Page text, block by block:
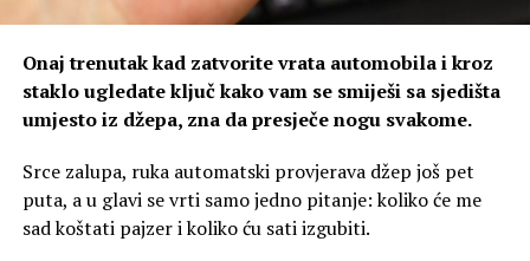
na prosječnu srpsku kuću na selu u kojoj ima svega
dovoljno za sreću i zadovoljstvo, sa danonoćnom
obavezom. To je ona kuća koja se ne boji dolazećih dana,
napojiti, njive zaliti i oplijeviti, voće orezati, obrati ili
pokupiti“, ispričala je ranije za „Blic“.
Onaj trenutak kad zatvorite vrata automobila i kroz
staklo ugledate ključ kako vam se smiješi sa sjedišta
umjesto iz džepa, zna da presječe nogu svakome.
Srce zalupa, ruka automatski provjerava džep još pet
puta, a u glavi se vrti samo jedno pitanje: koliko će me
sad koštati pajzer i koliko ću sati izgubiti.